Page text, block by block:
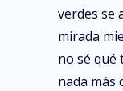
verdes se
mirada
no sé qué
nada más